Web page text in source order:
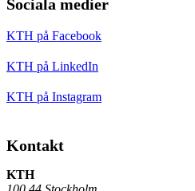
Sociala medier
KTH på Facebook
KTH på LinkedIn
KTH på Instagram
Kontakt
KTH